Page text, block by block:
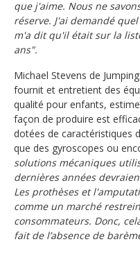
que j'aime. Nous ne
réserve. J'ai demandé
m'a dit qu'il était sur la
ans".
Michael Stevens de
fournit et entretient des
qualité pour enfants,
façon de produire est
dotées de caractéristiques
que des gyroscopes ou
solutions mécaniques
dernières années
Les prothèses et
comme un marché
consommateurs. Donc,
fait de l’absence de